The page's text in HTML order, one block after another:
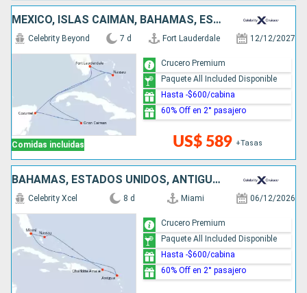
MÉXICO, ISLAS CAIMÁN, BAHAMAS, ESTADOS UNIDOS
Comidas incluidas
Celebrity Beyond 7 d Fort Lauderdale 12/12/2027
US$ 589 +Tasas
Crucero Premium
Paquete All Included Disponible
Hasta -$600/cabina
60% Off en 2° pasajero
BAHAMAS, ESTADOS UNIDOS, ANTIGUA Y BARBUDA
Celebrity Xcel 8 d Miami 06/12/2026
Crucero Premium
Paquete All Included Disponible
Hasta -$600/cabina
60% Off en 2° pasajero